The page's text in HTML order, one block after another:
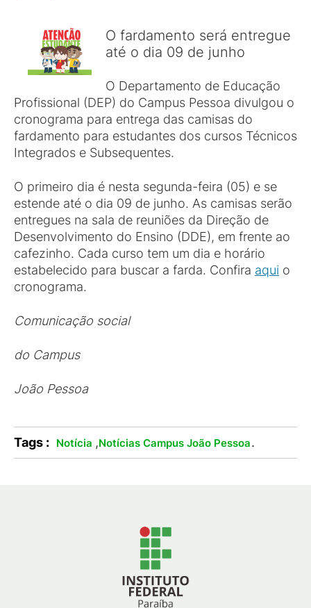
O fardamento será entregue
até o dia 09 de junho
O Departamento de Educação
Profissional (DEP) do Campus Pessoa divulgou o
cronograma para entrega das camisas do
fardamento para estudantes dos cursos Técnicos
Integrados e Subsequentes.
O primeiro dia é nesta segunda-feira (05) e se
estende até o dia 09 de junho. As camisas serão
entregues na sala de reuniões da Direção de
Desenvolvimento do Ensino (DDE), em frente ao
cafezinho. Cada curso tem um dia e horário
estabelecido para buscar a farda. Confira aqui o
cronograma.
Comunicação social
do Campus
João Pessoa
Tags : Notícia ,Notícias Campus João Pessoa.